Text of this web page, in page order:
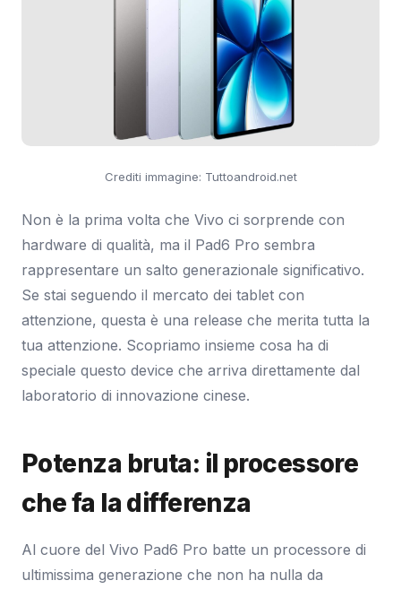
Crediti immagine: Tuttoandroid.net
Non è la prima volta che Vivo ci sorprende con
hardware di qualità, ma il Pad6 Pro sembra
rappresentare un salto generazionale significativo.
Se stai seguendo il mercato dei tablet con
attenzione, questa è una release che merita tutta la
tua attenzione. Scopriamo insieme cosa ha di
speciale questo device che arriva direttamente dal
laboratorio di innovazione cinese.
Potenza bruta: il processore
che fa la differenza
Al cuore del Vivo Pad6 Pro batte un processore di
ultimissima generazione che non ha nulla da